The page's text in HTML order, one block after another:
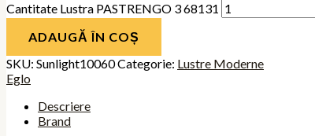
Cantitate Lustra PASTRENGO 3 68131
ADAUGĂ ÎN COȘ
SKU: Sunlight10060Categorie: Lustre Moderne
Eglo
Descriere
Brand